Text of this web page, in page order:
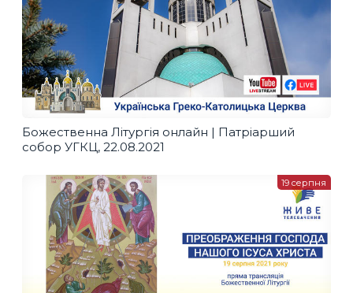
Божественна Літургія онлайн | Патріарший
собор УГКЦ, 22.08.2021
19 серпня